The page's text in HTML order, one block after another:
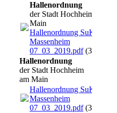
Hallenordnung
der Stadt Hochheim am
Main
Hallenordnung SuK-Halle
Massenheim
07_03_2019.pdf(33.06KB)
Hallenordnung
der Stadt Hochheim
am Main
Hallenordnung SuK-Halle
Massenheim
07_03_2019.pdf(33.06KB)